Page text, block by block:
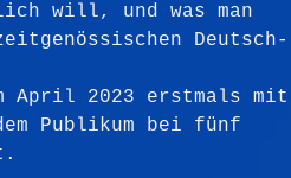
will, und was man
Deutsch-
April 2023 erstmals mit
Publikum bei fünf